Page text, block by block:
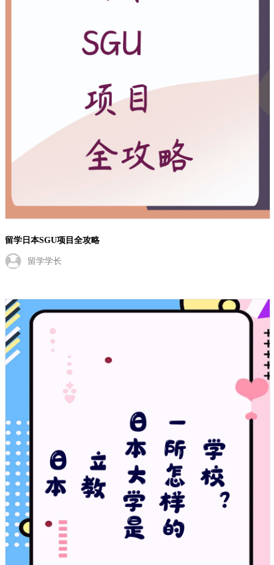
留学日本SGU项目全攻略
留学学长